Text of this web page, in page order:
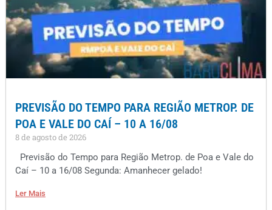
PREVISÃO DO TEMPO PARA REGIÃO METROP. DE
POA E VALE DO CAÍ – 10 A 16/08
8 de agosto de 2026
Previsão do Tempo para Região Metrop. de Poa e Vale do
Caí – 10 a 16/08 Segunda: Amanhecer gelado!
Ler Mais